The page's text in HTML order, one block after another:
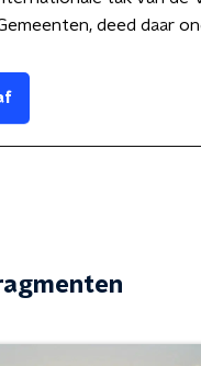
deed daar